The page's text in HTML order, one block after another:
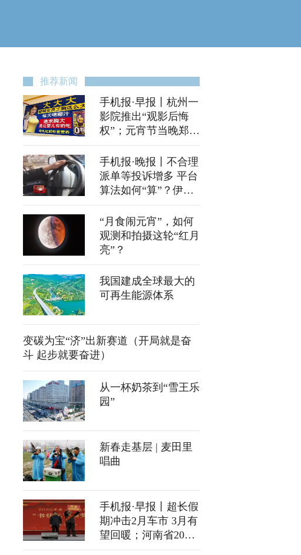
推荐新闻
手机报·早报丨杭州一
影院推出“观影后悔
权”；元宵节当晚郑州
这些路段易堵
手机报·晚报丨不合理
派单等投诉增多 平台
算法如何“算”？伊朗
用“霍拉姆沙赫
尔-4”导弹发动第十波
攻势
“月食闹元宵”，如何
观测和拍摄这轮“红月
亮”？
我国建成全球最大的
可再生能源体系
变碳为宝“济”出新赛道（开局就是奋
斗 起步就要奋进）
从一杯奶茶到“雪王乐
园”
新春走基层 | 麦田里
唱曲
手机报·早报丨超长假
期冲击2月车市 3月有
望回暖；河南省2026
年高招体检3月5日开